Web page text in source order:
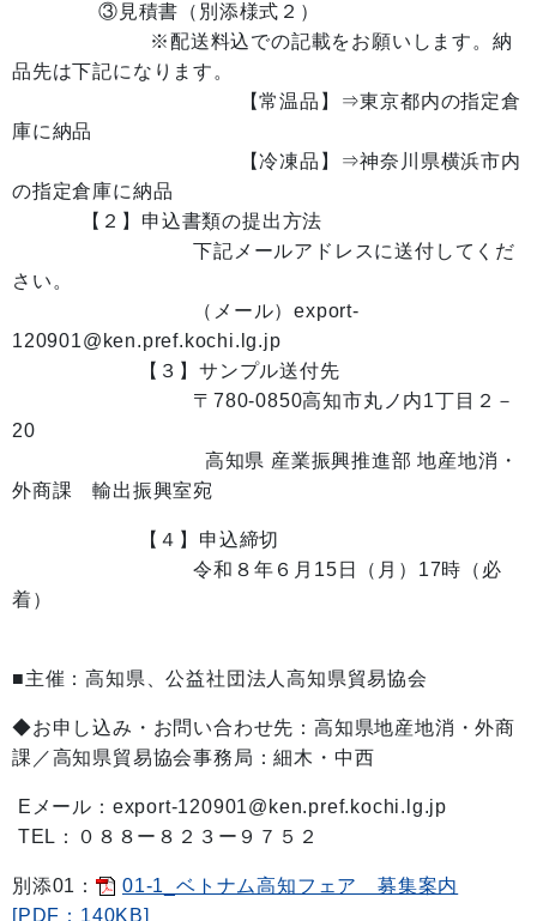
③見積書（別添様式２）
※配送料込での記載をお願いします。納
品先は下記になります。
【常温品】⇒東京都内の指定倉
庫に納品
【冷凍品】⇒神奈川県横浜市内
の指定倉庫に納品
【２】申込書類の提出方法
下記メールアドレスに送付してくだ
さい。
（メール）export-
120901@ken.pref.kochi.lg.jp
【３】サンプル送付先
〒780-0850高知市丸ノ内1丁目２－
20
高知県 産業振興推進部 地産地消・
外商課 輸出振興室宛
【４】申込締切
令和８年６月15日（月）17時（必
着）
■主催：高知県、公益社団法人高知県貿易協会
◆お申し込み・お問い合わせ先：高知県地産地消・外商
課／高知県貿易協会事務局：細木・中西
Eメール：export-120901@ken.pref.kochi.lg.jp
TEL：０８８ー８２３ー９７５２
別添01：
01-1_ベトナム高知フェア 募集案内
[PDF：140KB]